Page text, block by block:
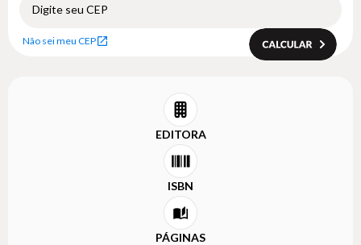
Não sei meu CEP
EDITORA
ISBN
PÁGINAS